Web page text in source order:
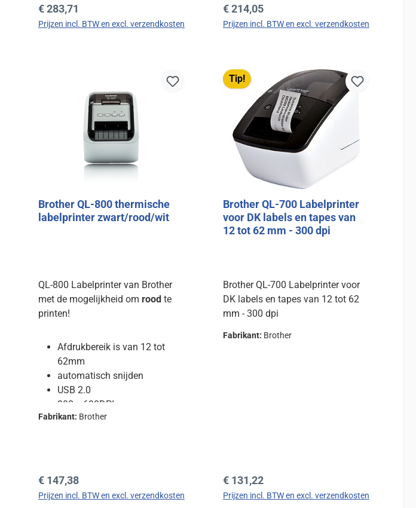
Normale prijs:
€ 283,71
Prijzen incl. BTW en excl. verzendkosten
Normale prijs:
€ 214,05
Prijzen incl. BTW en excl. verzendkosten
Brother QL-800 thermische
labelprinter zwart/rood/wit
QL-800 Labelprinter van Brother
met de mogelijkheid om roodte
printen!
Afdrukbereik is van 12 tot
62mm
automatisch snijden
USB 2.0
300 x 600DPI
wordt geleverd met 2
Fabrikant: Brother
Normale prijs:
€ 147,38
Prijzen incl. BTW en excl. verzendkosten
Tip!
Brother QL-700 Labelprinter
voor DK labels en tapes van
12 tot 62 mm - 300 dpi
Brother QL-700 Labelprinter voor
DK labels en tapes van 12 tot 62
mm - 300 dpi
Fabrikant: Brother
Normale prijs:
€ 131,22
Prijzen incl. BTW en excl. verzendkosten